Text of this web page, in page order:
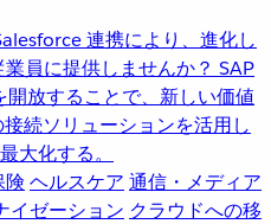
連携により、進化し
員に提供しませんか？ SAP
放することで、新しい価値
接続ソリューションを活用し
大化する。
険 ヘルスケア 通信・メディア
イゼーション クラウドへの移